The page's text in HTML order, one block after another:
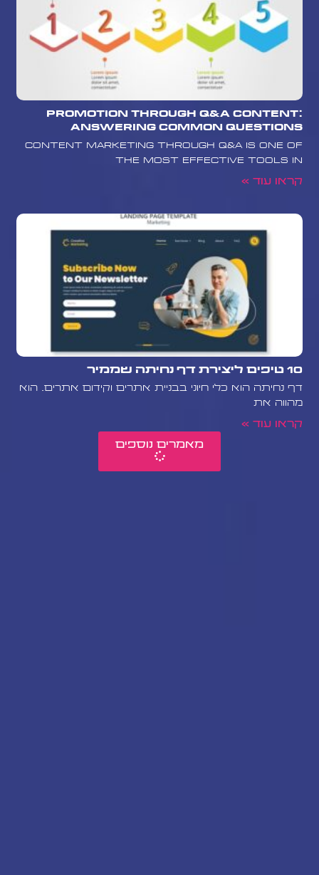
Promotion Through Q&A Content:
Answering Common Questions
Content marketing through Q&A is one of
the most effective tools in
קראו עוד »
10 טיפים ליצירת דף נחיתה שממיר
דף נחיתה הוא כלי חיוני בבניית אתרים וקידום אתרים. הוא
מהווה את
קראו עוד »
מאמרים נוספים